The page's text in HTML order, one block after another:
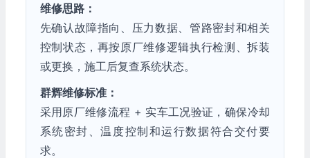
维修思路：
先确认故障指向、压力数据、管路密封和相关
控制状态，再按原厂维修逻辑执行检测、拆装
或更换，施工后复查系统状态。
群辉维修标准：
采用原厂维修流程 + 实车工况验证，确保冷却
系统密封、温度控制和运行数据符合交付要
求。